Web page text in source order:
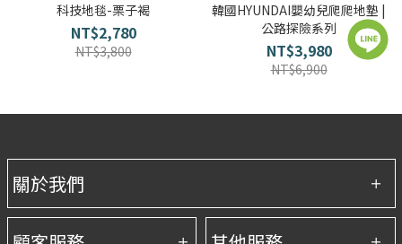
科技地毯-栗子褐
NT$2,780
NT$3,800
韓國HYUNDAI嬰幼兒爬爬地墊 |
公路探險系列
NT$3,980
NT$6,900